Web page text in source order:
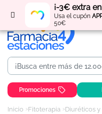
¡-3€ extra
Usa el cupón
50€
Regístratey
Promociones
Inicio Fitoterapia Diuréticos